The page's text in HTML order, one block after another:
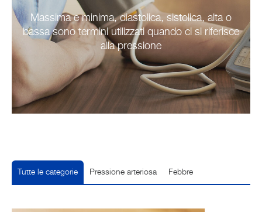
Massima e minima, diastolica, sistolica, alta o
bassa sono termini utilizzati quando ci si riferisce
alla pressione
Tutte le categorie Pressione arteriosa Febbre